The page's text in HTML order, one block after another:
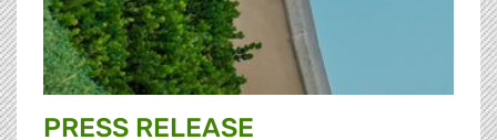
PRESS RELEASE